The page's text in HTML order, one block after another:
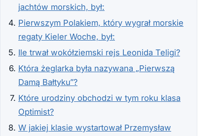
jachtów morskich, był:
Pierwszym Polakiem, który wygrał morskie
regaty Kieler Woche, był:
Ile trwał wokółziemski rejs Leonida Teligi?
Która żeglarka była nazywana „Pierwszą
Damą Bałtyku”?
Które urodziny obchodzi w tym roku klasa
Optimist?
W jakiej klasie wystartował Przemysław